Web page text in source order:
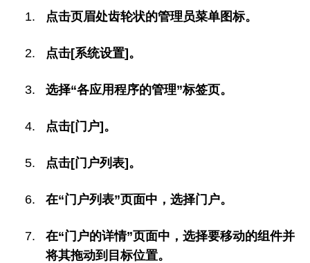
点击页眉处齿轮状的管理员菜单图标。
点击[系统设置]。
选择“各应用程序的管理”标签页。
点击[门户]。
点击[门户列表]。
在“门户列表”页面中，选择门户。
在“门户的详情”页面中，选择要移动的组件并
将其拖动到目标位置。